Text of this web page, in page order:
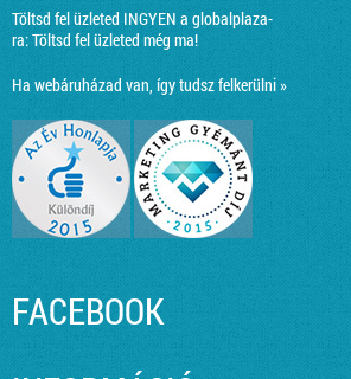
Töltsd fel üzleted INGYEN a globalplaza-
ra:Töltsd fel üzleted még ma!
Ha webáruházad van, így tudsz felkerülni »
FACEBOOK